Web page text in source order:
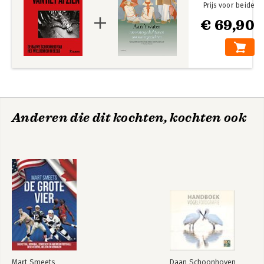
€ 69,90
Prijs voor beide
Anderen die dit kochten, kochten ook
Mart Smeets Daan Schoonhoven